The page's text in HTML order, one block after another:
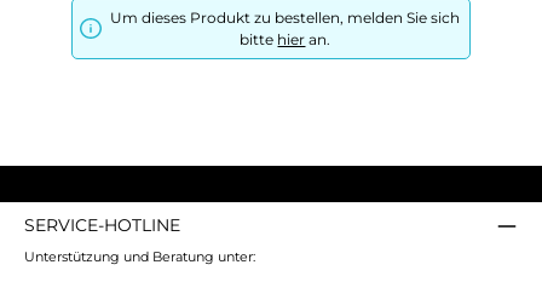
Um dieses Produkt zu bestellen, melden Sie sich
bitte hier an.
SERVICE-HOTLINE
Unterstützung und Beratung unter: